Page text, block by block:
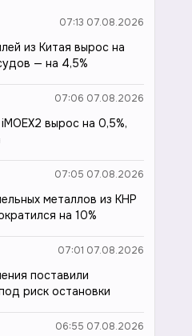
07:13 07.08.2026
из Китая вырос на
— на 4,5%
07:06 07.08.2026
вырос на 0,5%,
07:05 07.08.2026
металлов из КНР
на 10%
07:01 07.08.2026
поставили
риск остановки
06:55 07.08.2026